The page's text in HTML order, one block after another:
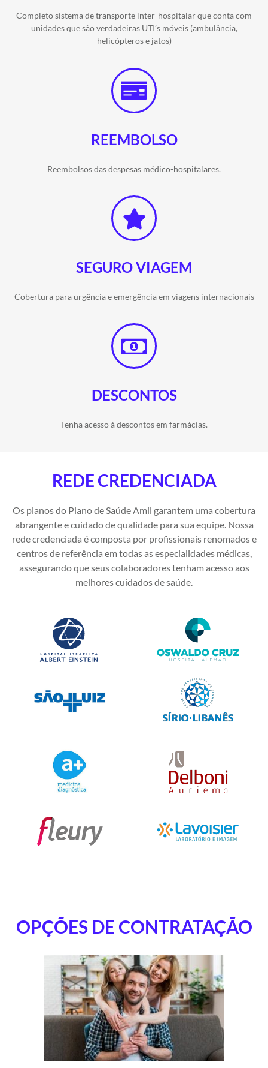
Completo sistema de transporte inter-hospitalar que conta com
unidades que são verdadeiras UTI’s móveis (ambulância,
helicópteros e jatos)
REEMBOLSO
Reembolsos das despesas médico-hospitalares.
SEGURO VIAGEM
Cobertura para urgência e emergência em viagens internacionais
DESCONTOS
Tenha acesso à descontos em farmácias.
REDE CREDENCIADA
Os planos do Plano de Saúde Amil garantem uma cobertura
abrangente e cuidado de qualidade para sua equipe. Nossa
rede credenciada é composta por profissionais renomados e
centros de referência em todas as especialidades médicas,
assegurando que seus colaboradores tenham acesso aos
melhores cuidados de saúde.
OPÇÕES DE CONTRATAÇÃO